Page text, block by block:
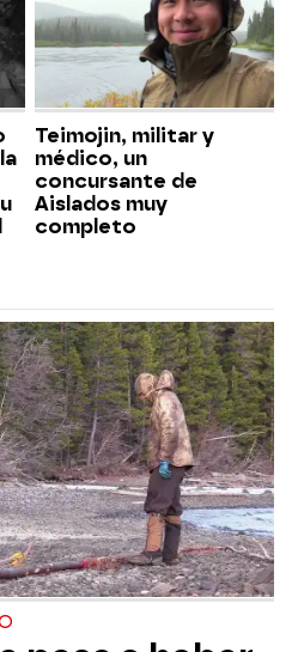
Teimojin, militar y
médico, un
concursante de
Aislados muy
completo